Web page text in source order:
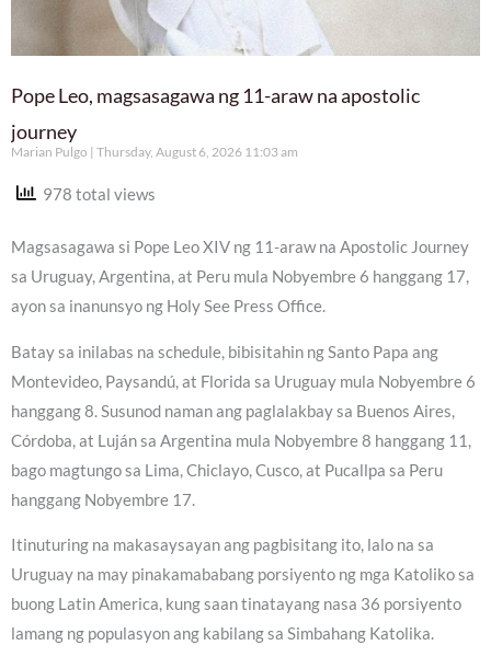
Pope Leo, magsasagawa ng 11-araw na apostolic
journey
Marian Pulgo Thursday, August 6, 2026 11:03 am
978 total views
Magsasagawa si Pope Leo XIV ng 11-araw na Apostolic Journey
sa Uruguay, Argentina, at Peru mula Nobyembre 6 hanggang 17,
ayon sa inanunsyo ng Holy See Press Office.
Batay sa inilabas na schedule, bibisitahin ng Santo Papa ang
Montevideo, Paysandú, at Florida sa Uruguay mula Nobyembre 6
hanggang 8. Susunod naman ang paglalakbay sa Buenos Aires,
Córdoba, at Luján sa Argentina mula Nobyembre 8 hanggang 11,
bago magtungo sa Lima, Chiclayo, Cusco, at Pucallpa sa Peru
hanggang Nobyembre 17.
Itinuturing na makasaysayan ang pagbisitang ito, lalo na sa
Uruguay na may pinakamababang porsiyento ng mga Katoliko sa
buong Latin America, kung saan tinatayang nasa 36 porsiyento
lamang ng populasyon ang kabilang sa Simbahang Katolika.